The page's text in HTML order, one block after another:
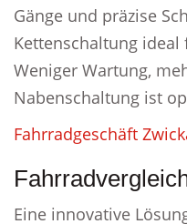
Gänge und präzise
Kettenschaltung
Weniger Wartung,
Nabenschaltung ist
Fahrradgeschäft
Eine innovative